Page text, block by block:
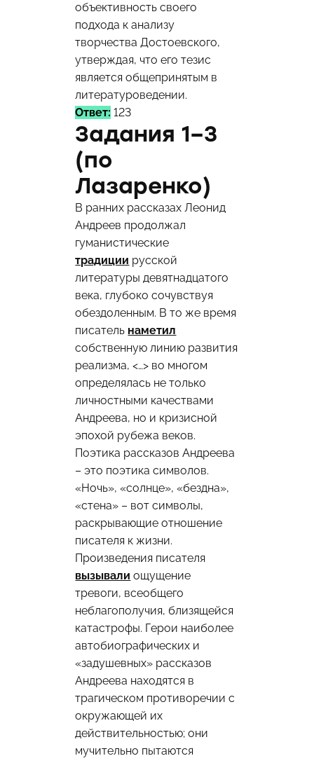
объективность своего
подхода к анализу
творчества Достоевского,
утверждая, что его тезис
является общепринятым в
литературоведении.
Ответ: 123
Задания 1–3
(по
Лазаренко)
В ранних рассказах Леонид
Андреев продолжал
гуманистические
традиции русской
литературы девятнадцатого
века, глубоко сочувствуя
обездоленным. В то же время
писатель наметил
собственную линию развития
реализма, <…> во многом
определялась не только
личностными качествами
Андреева, но и кризисной
эпохой рубежа веков.
Поэтика рассказов Андреева
– это поэтика символов.
«Ночь», «солнце», «бездна»,
«стена» – вот символы,
раскрывающие отношение
писателя к жизни.
Произведения писателя
вызывали ощущение
тревоги, всеобщего
неблагополучия, близящейся
катастрофы. Герои наиболее
автобиографических и
«задушевных» рассказов
Андреева находятся в
трагическом противоречии с
окружающей их
действительностью; они
мучительно пытаются